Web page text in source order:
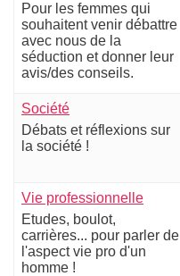
Pour les femmes qui
souhaitent venir débattre
avec nous de la
séduction et donner leur
avis/des conseils.
Société
Débats et réflexions sur
la société !
Vie professionnelle
Etudes, boulot,
carrières... pour parler de
l'aspect vie pro d'un
homme !